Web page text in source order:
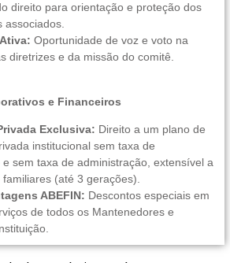
direito para orientação e proteção dos
associados.
Oportunidade de voz e voto na
diretrizes e da missão do comitê.
e Financeiros
Exclusiva: Direito a um plano de
institucional sem taxa de
sem taxa de administração, extensível a
(até 3 gerações).
ABEFIN: Descontos especiais em
de todos os Mantenedores e